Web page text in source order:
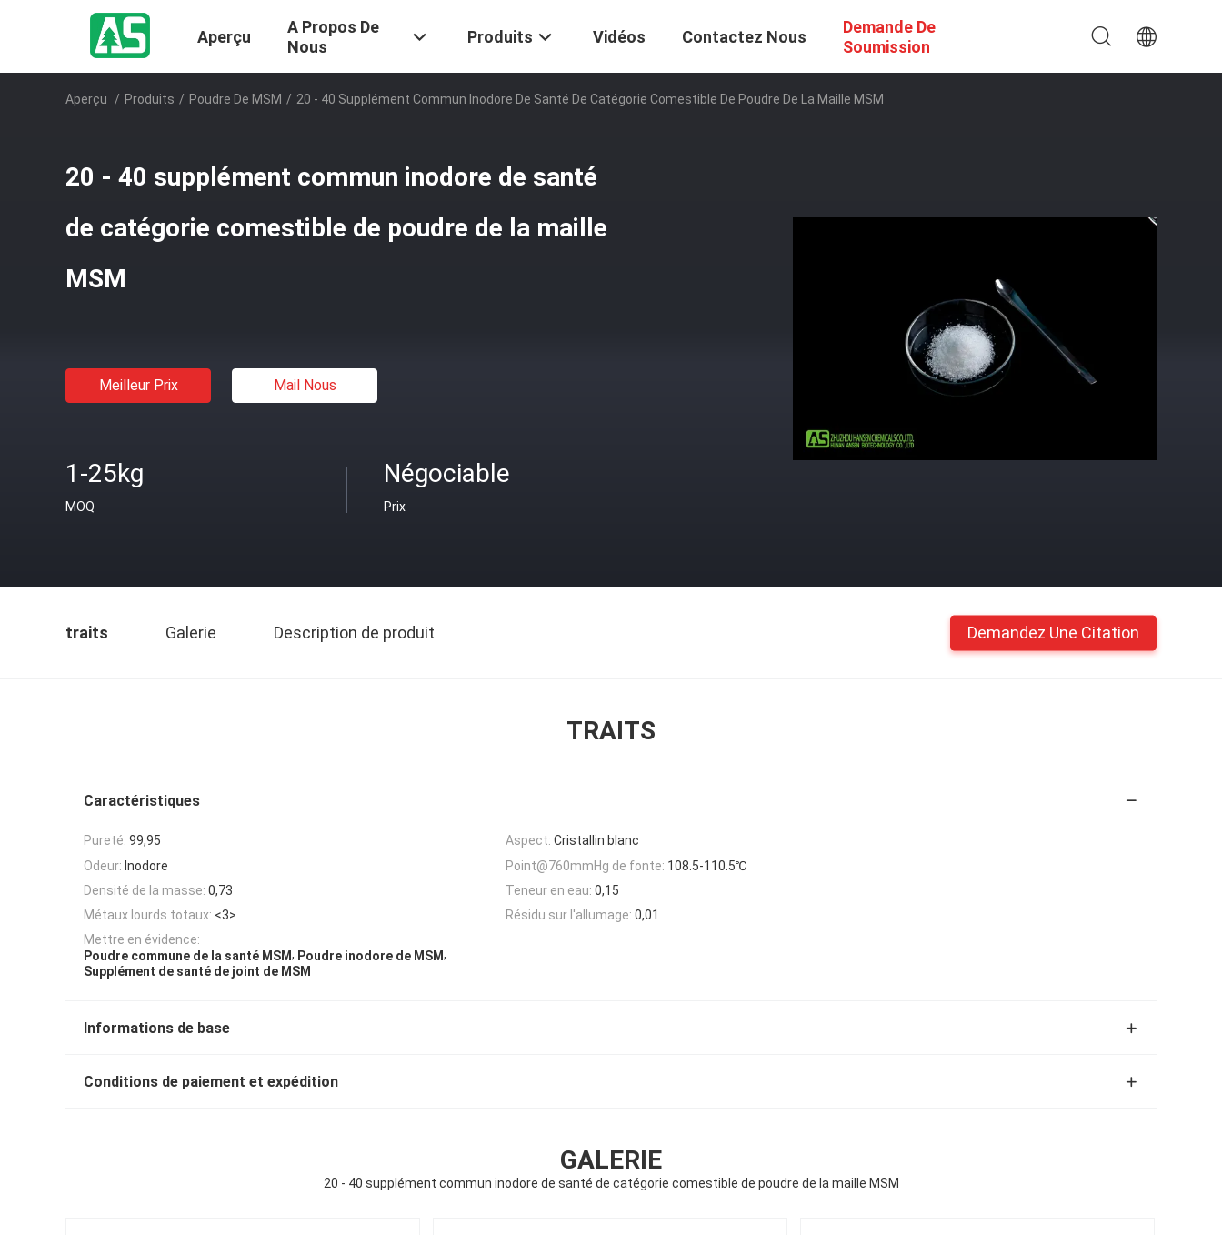
Aperçu
A Propos De
Nous
Produits Vidéos Contactez Nous
Demande De
Soumission
Aperçu / Produits / Poudre De MSM / 20 - 40 Supplément Commun Inodore De Santé De Catégorie Comestible De Poudre De La Maille MSM
20 - 40 supplément commun inodore de santé
de catégorie comestible de poudre de la maille
MSM
Meilleur Prix Mail Nous
1-25kg
MOQ
Négociable
Prix
traits Galerie Description de produit Demandez Une Citation
TRAITS
Caractéristiques
Pureté: 99,95 Aspect: Cristallin blanc
Odeur: Inodore Point@760mmHg de fonte: 108.5-110.5℃
Densité de la masse: 0,73 Teneur en eau: 0,15
Métaux lourds totaux: <3> Résidu sur l'allumage: 0,01
Mettre en évidence:
Poudre commune de la santé MSM, Poudre inodore de MSM,
Supplément de santé de joint de MSM
Informations de base
Conditions de paiement et expédition
GALERIE
20 - 40 supplément commun inodore de santé de catégorie comestible de poudre de la maille MSM